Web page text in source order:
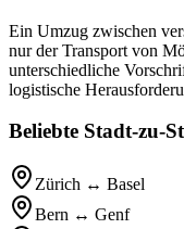
Ein Umzug zwischen
nur der Transport von
unterschiedliche
logistische
Beliebte Stadt-zu-
Zürich ↔ Basel
Bern ↔ Genf